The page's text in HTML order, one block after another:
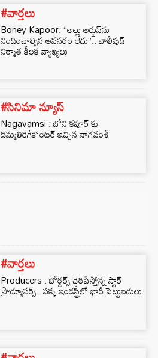
#వార్తలు
Boney Kapoor: “అల్లు అర్జున్‌ను
నిందించాల్సిన అవసరం లేదు”.. బాలీవుడ్
నిర్మాత కీలక వ్యాఖ్యలు
#సినిమా న్యూస్
Nagavamsi : బోని కపూర్ కు
దిమ్మతిరిగేకౌంటర్ ఇచ్చిన నాగవంశీ
#వార్తలు
Producers : బోర్డర్స్ చెరిపేస్తోన్న స్టార్
ప్రొడ్యూసర్స్.. పక్క ఇండస్ట్రీలో భారీ పెట్టుబడులు